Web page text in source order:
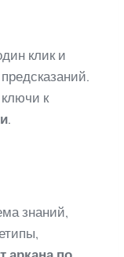
клик и
к
.
знаний,